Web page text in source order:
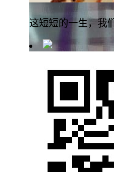
这短短的一生，我